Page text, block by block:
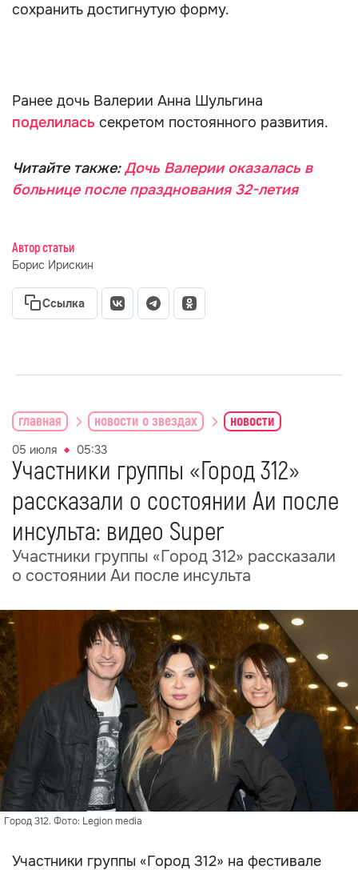
сохранить достигнутую форму.
Ранее дочь Валерии Анна Шульгина
поделилась секретом постоянного развития.
Читайте также:Дочь Валерии оказалась в
больнице после празднования 32-летия
Автор статьи
Борис Ирискин
Ссылка
главная новости о звездах новости
05 июля 05:33
Участники группы «Город 312»
рассказали о состоянии Аи после
инсульта: видео Super
Участники группы «Город 312» рассказали
о состоянии Аи после инсульта
Город 312. Фото: Legion media
Участники группы «Город 312» на фестивале